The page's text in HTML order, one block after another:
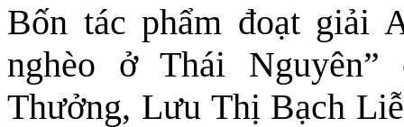
Bốn tác phẩm đoạt giải
nghèo ở Thái
Thưởng, Lưu Thị Bạch